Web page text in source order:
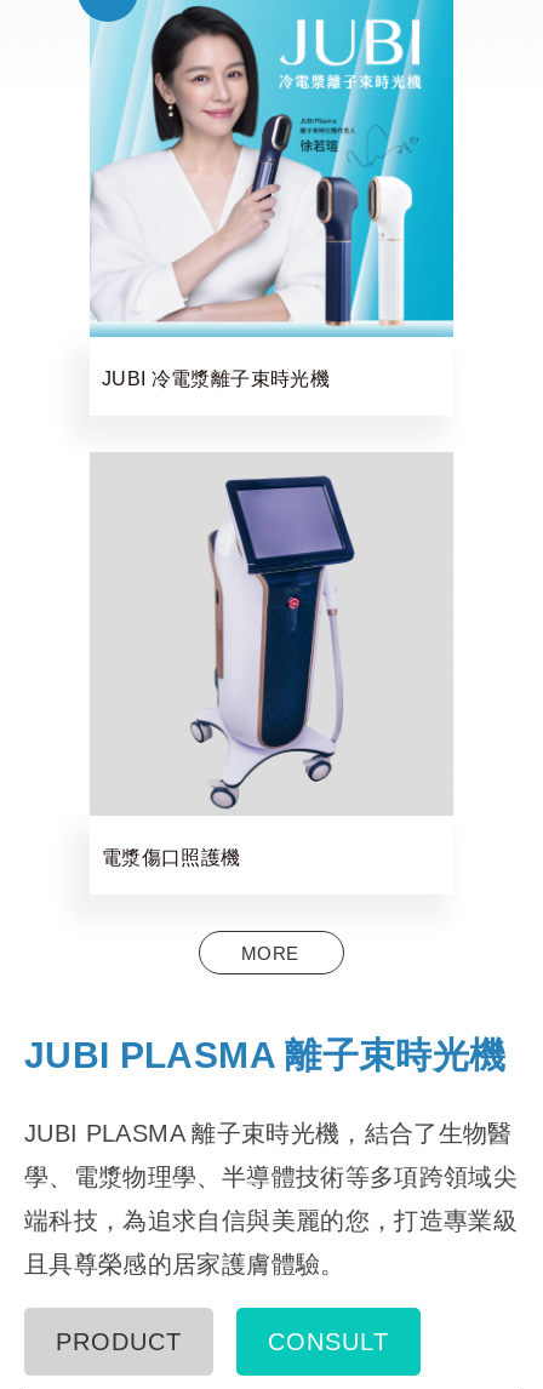
JUBI 冷電漿離子束時光機
電漿傷口照護機
MORE
JUBI PLASMA 離子束時光機
JUBI PLASMA 離子束時光機，結合了生物醫
學、電漿物理學、半導體技術等多項跨領域尖
端科技，為追求自信與美麗的您，打造專業級
且具尊榮感的居家護膚體驗。
PRODUCT CONSULT